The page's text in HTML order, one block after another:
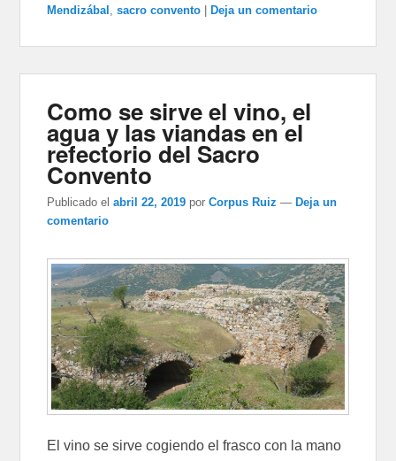
Mendizábal ,sacro convento Deja un comentario
Como se sirve el vino, el
agua y las viandas en el
refectorio del Sacro
Convento
Publicado el abril 22, 2019 porCorpus Ruiz — Deja un
comentario
El vino se sirve cogiendo el frasco con la mano